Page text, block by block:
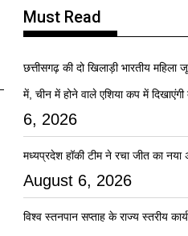
Must Read
छत्तीसगढ़ की दो खिलाड़ी भारतीय महिला
में, चीन में होने वाले एशिया कप में दिखाएंगी
6, 2026
मध्यप्रदेश हॉकी टीम ने रचा जीत का नया
August 6, 2026
विश्व स्तनपान सप्ताह के राज्य स्तरीय